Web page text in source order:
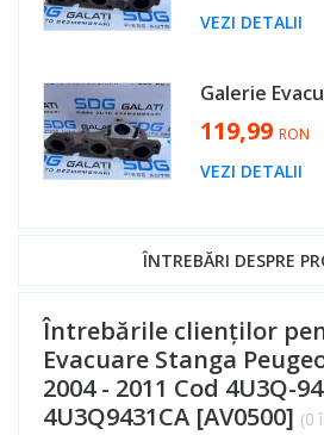
VEZI DETALII
119,99 RON
VEZI DETALII
ÎNTREBĂRI DESPRE
Întrebările clienților
Evacuare Stanga
2004 - 2011 Cod 4U3Q-
4U3Q9431CA [AV0500] (0